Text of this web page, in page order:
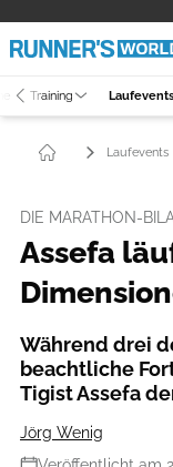
Training Laufevents
Laufevents
DIE MARATHON-
Assefa
Während drei
beachtliche
Tigist Assefa
Jörg Wenig